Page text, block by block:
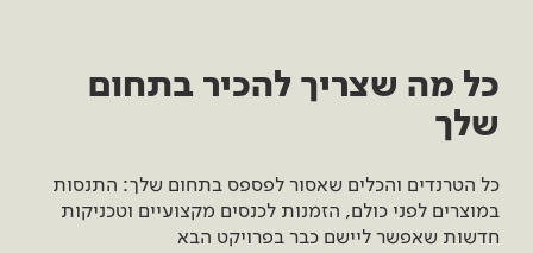
כל מה שצריך להכיר בתחום
שלך
כל הטרנדים והכלים שאסור לפספס בתחום שלך: התנסות
במוצרים לפני כולם, הזמנות לכנסים מקצועיים וטכניקות
חדשות שאפשר ליישם כבר בפרויקט הבא